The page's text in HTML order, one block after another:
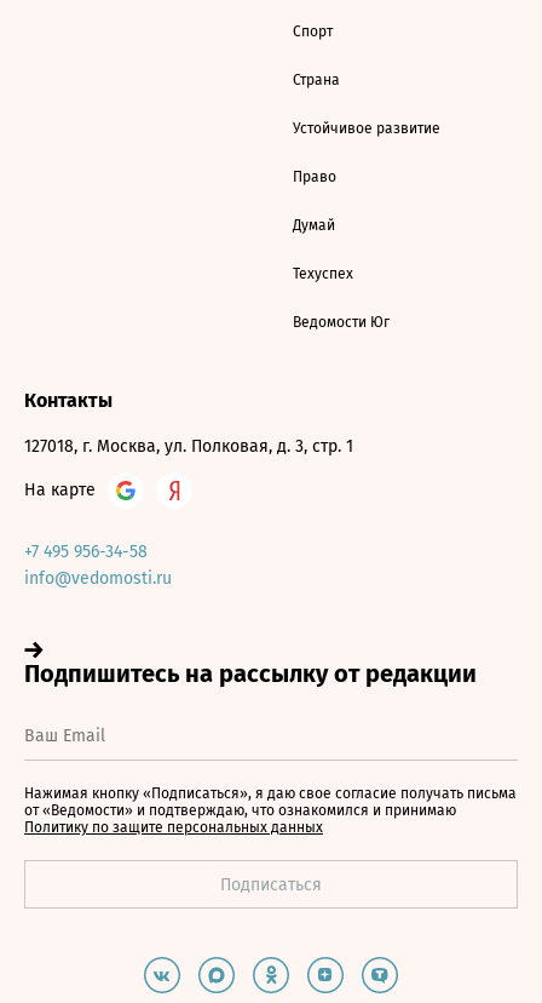
Спорт
Страна
Устойчивое развитие
Право
Думай
Техуспех
Ведомости Юг
Контакты
127018, г. Москва, ул. Полковая, д. 3, стр. 1
На карте
+7 495 956-34-58
info@vedomosti.ru
Нажимая кнопку «Подписаться», я даю свое согласие получать письма
от «Ведомости» и подтверждаю, что ознакомился и принимаю
Политику по защите персональных данных